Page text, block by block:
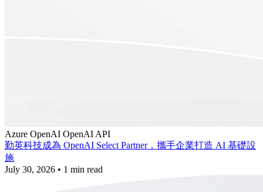
Azure OpenAI OpenAI API
勤英科技成為 OpenAI Select Partner，攜手企業打造 AI 基礎設
施
July 30, 2026 • 1 min read